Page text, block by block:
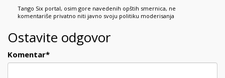
Tango Six portal, osim gore navedenih opštih smernica, ne
komentariše privatno niti javno svoju politiku moderisanja
Ostavite odgovor
Komentar*